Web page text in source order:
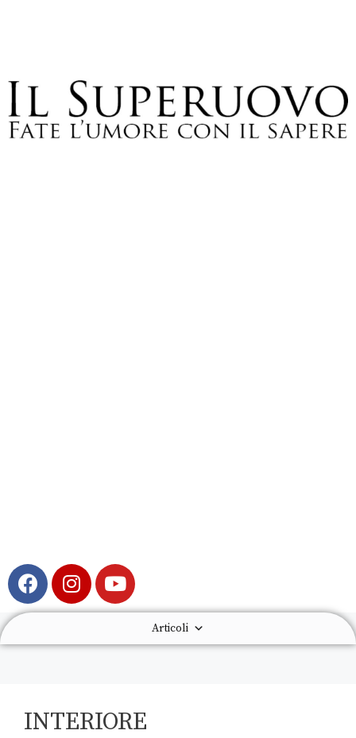
Articoli
INTERIORE